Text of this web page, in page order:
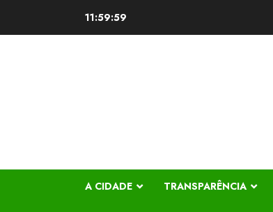
12:00:00
A CIDADE TRANSPARÊNCIA